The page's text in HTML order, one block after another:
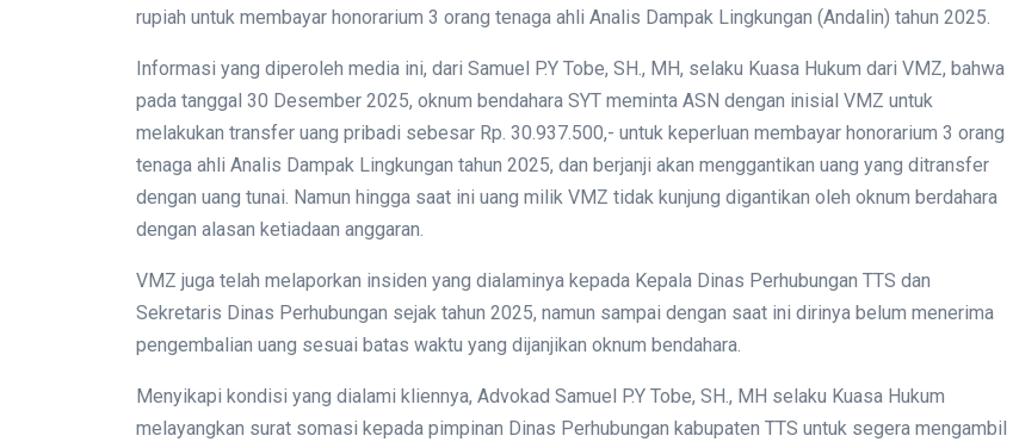
rupiah untuk membayar honorarium 3 orang tenaga ahli Analis Dampak Lingkungan (Andalin) tahun 2025.
Informasi yang diperoleh media ini, dari Samuel P.Y Tobe, SH., MH, selaku Kuasa Hukum dari VMZ, bahwa
pada tanggal 30 Desember 2025, oknum bendahara SYT meminta ASN dengan inisial VMZ untuk
melakukan transfer uang pribadi sebesar Rp. 30.937.500,- untuk keperluan membayar honorarium 3 orang
tenaga ahli Analis Dampak Lingkungan tahun 2025, dan berjanji akan menggantikan uang yang ditransfer
dengan uang tunai. Namun hingga saat ini uang milik VMZ tidak kunjung digantikan oleh oknum berdahara
dengan alasan ketiadaan anggaran.
VMZ juga telah melaporkan insiden yang dialaminya kepada Kepala Dinas Perhubungan TTS dan
Sekretaris Dinas Perhubungan sejak tahun 2025, namun sampai dengan saat ini dirinya belum menerima
pengembalian uang sesuai batas waktu yang dijanjikan oknum bendahara.
Menyikapi kondisi yang dialami kliennya, Advokad Samuel P.Y Tobe, SH., MH selaku Kuasa Hukum
melayangkan surat somasi kepada pimpinan Dinas Perhubungan kabupaten TTS untuk segera mengambil